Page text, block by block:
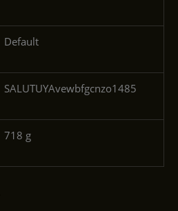
‎Default
‎SALUTUYAvewbfgcnzo1485
‎718 g